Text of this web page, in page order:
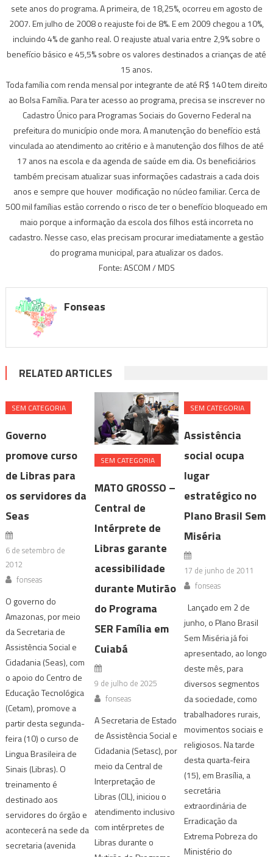
sete anos do programa. A primeira, de 18,25%, ocorreu em agosto de
2007. Em julho de 2008 o reajuste foi de 8%. E em 2009 chegou a 10%,
incluindo 4% de ganho real. O reajuste atual varia entre 2,9% sobre o
benefício básico e 45,5% sobre os valores destinados a crianças de até
15 anos.
Toda família com renda mensal por integrante de até R$ 140 tem direito
ao Bolsa Família. Para ter acesso ao programa, precisa se inscrever no
Cadastro Único para Programas Sociais do Governo Federal na
prefeitura do município onde mora. A manutenção do benefício está
vinculada ao atendimento ao critério e à manutenção dos filhos de até
17 anos na escola e da agenda de saúde em dia. Os beneficiários
também precisam atualizar suas informações cadastrais a cada dois
anos e sempre que houver modificação no núcleo familiar. Cerca de
500 mil famílias estão correndo o risco de ter o benefício bloqueado em
maio porque a informação da escola dos filhos está incorreta no
cadastro. Nesse caso, elas precisam procurar imediatamente a gestão
do programa municipal, para atualizar os dados.
Fonte: ASCOM / MDS
Fonseas
RELATED ARTICLES
SEM CATEGORIA
Governo
promove curso
de Libras para
os servidores da
Seas
6 de setembro de
2012
fonseas
O governo do
Amazonas, por meio
da Secretaria de
Assistência Social e
Cidadania (Seas), com
o apoio do Centro de
Educação Tecnológica
(Cetam), promove a
partir desta segunda-
feira (10) o curso de
Lingua Brasileira de
Sinais (Libras). O
treinamento é
destinado aos
servidores do órgão e
acontecerá na sede da
secretaria (avenida
SEM CATEGORIA
MATO GROSSO –
Central de
Intérprete de
Libras garante
acessibilidade
durante Mutirão
do Programa
SER Família em
Cuiabá
9 de julho de 2025
fonseas
A Secretaria de Estado
de Assistência Social e
Cidadania (Setasc), por
meio da Central de
Interpretação de
Libras (CIL), iniciou o
atendimento inclusivo
com intérpretes de
Libras durante o
SEM CATEGORIA
Assistência
social ocupa
lugar
estratégico no
Plano Brasil Sem
Miséria
17 de junho de 2011
fonseas
Lançado em 2 de
junho, o Plano Brasil
Sem Miséria já foi
apresentado, ao longo
deste mês, para
diversos segmentos
da sociedade, como
trabalhadores rurais,
movimentos sociais e
religiosos. Na tarde
desta quarta-feira
(15), em Brasília, a
secretária
extraordinária de
Erradicação da
Extrema Pobreza do
Ministério do